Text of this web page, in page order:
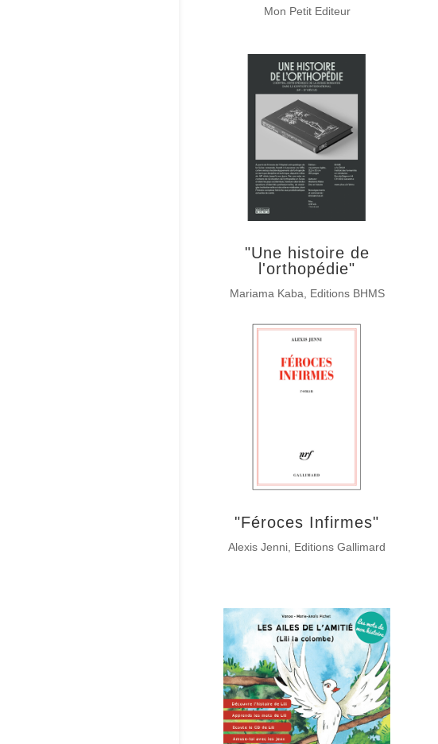
Mon Petit Editeur
"Une histoire de
l'orthopédie"
Mariama Kaba, Editions BHMS
"Féroces Infirmes"
Alexis Jenni, Editions Gallimard